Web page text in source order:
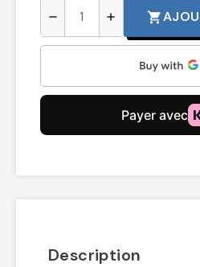
remove add shopping_cart
Description